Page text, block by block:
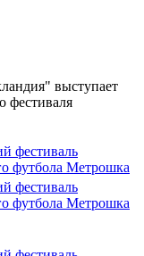
выступает
фестиваля